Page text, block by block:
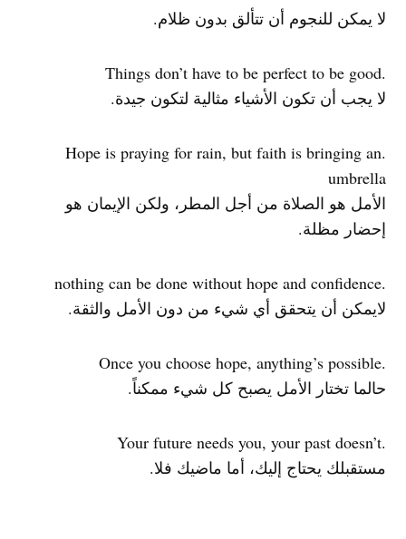
لا يمكن للنجوم أن تتألق بدون ظلام.
.Things don’t have to be perfect to be good
لا يجب أن تكون الأشياء مثالية لتكون جيدة.
.Hope is praying for rain, but faith is bringing an
umbrella
الأمل هو الصلاة من أجل المطر، ولكن الإيمان هو
إحضار مظلة.
.nothing can be done without hope and confidence
لايمكن أن يتحقق أي شيء من دون الأمل والثقة.
.Once you choose hope, anything’s possible
حالما تختار الأمل يصبح كل شيء ممكناً.
.Your future needs you, your past doesn’t
مستقبلك يحتاج إليك، أما ماضيك فلا.